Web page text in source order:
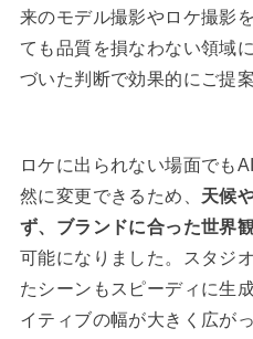
来のモデル撮影やロケ撮影
ても品質を損なわない領域
づいた判断で効果的にご提
ロケに出られない場面でも
然に変更できるため、 天候
ず、ブランドに合った世界
可能になりました。スタジ
たシーンもスピーディに生
イティブの幅が大きく広が